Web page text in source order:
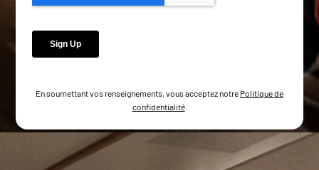
En soumettant vos renseignements, vous acceptez notre Politique de
confidentialité.